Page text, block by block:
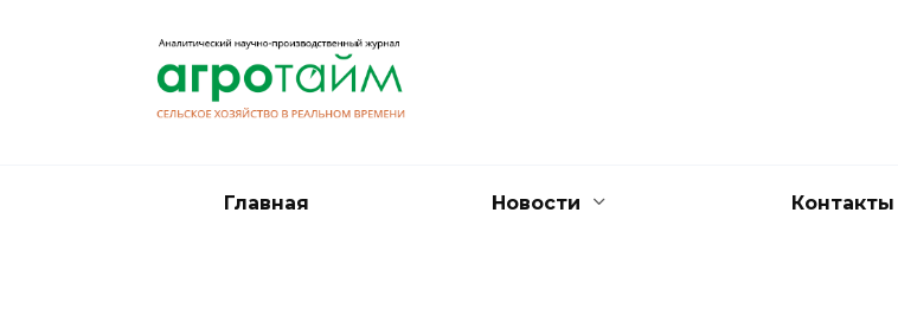
Главная Новости Контакты